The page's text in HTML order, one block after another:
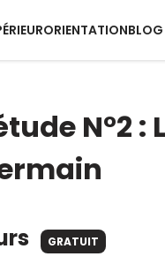
ORIENTATIONBLOG
N°2
GRATUIT